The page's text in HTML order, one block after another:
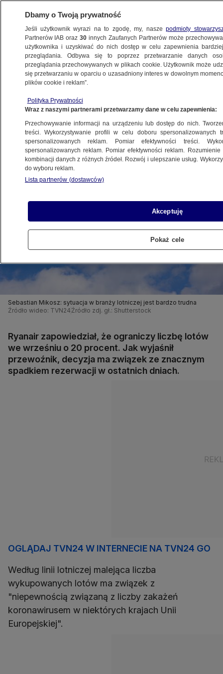
BIZNES
ZE ŚWIATA
siatkę połączeń. To efekt koronawirusa
18.08.2020, 10:13
Udostępnij
Sebastian Mikosz: sytuacja w branży lotniczej jest bardzo trudna
Źródło wideo: TVN24 Źródło zdj. gł.: Shutterstock
Ryanair zapowiedział, że ograniczy liczbę lotów
we wrześniu o 20 procent. Jak wyjaśnił
przewoźnik, decyzja ma związek ze znacznym
spadkiem rezerwacji w ostatnich dniach.
OGLĄDAJ TVN24 W INTERNECIE NA TVN24 GO
Według linii lotniczej malejąca liczba
wykupowanych lotów ma związek z
"niepewnością związaną z liczby zakażeń
koronawirusem w niektórych krajach Unii
Europejskiej".
Dbamy o Twoją prywatność
Jeśli użytkownik wyrazi na to zgodę, my, naszepodmioty
Partnerów IAB oraz30 innych Zaufanych Partnerów może
użytkownika i uzyskiwać do nich dostęp w celu zapewnienia
przeglądania. Odbywa się to poprzez przetwarzanie danych
przeglądania przechowywanych w plikach cookie. Użytkownik może
się przetwarzaniu w oparciu o uzasadniony interes w dowolnym
plików cookie i reklam”.
Polityka Prywatności
Wraz z naszymi partnerami przetwarzamy dane w celu zapewnienia:
Przechowywanie informacji na urządzeniu lub dostęp do nich.
treści. Wykorzystywanie profili w celu doboru spersonalizowanych
spersonalizowanych reklam. Pomiar efektywności treści.
spersonalizowanych reklam. Pomiar efektywności reklam.
kombinacji danych z różnych źródeł. Rozwój i ulepszanie usług.
do wyboru reklam.
Lista partnerów (dostawców)
Akceptuję
Pokaż cele